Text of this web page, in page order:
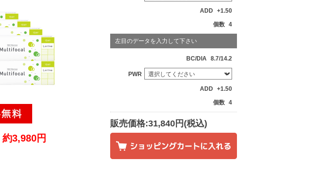
3,980円
ADD +1.50
個数 4
左目のデータを入力して下さい
BC/DIA 8.7/14.2
PWR
ADD +1.50
個数 4
販売価格:31,840円(税込)